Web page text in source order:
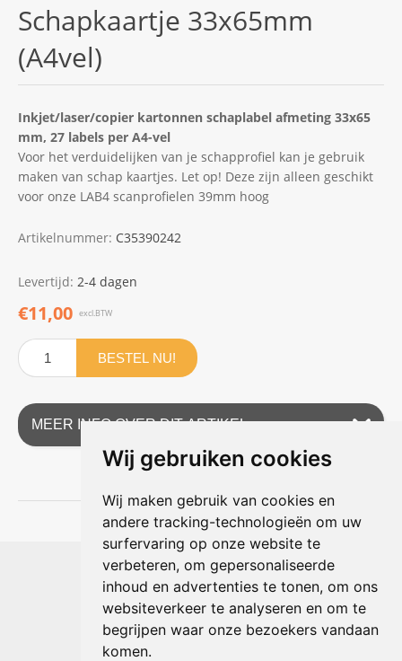
Wij gebruiken cookies
Wij maken gebruik van cookies en
andere tracking-technologieën om uw
surfervaring op onze website te
verbeteren, om gepersonaliseerde
inhoud en advertenties te tonen, om ons
websiteverkeer te analyseren en om te
begrijpen waar onze bezoekers vandaan
komen.
Schapkaartje 33x65mm
(A4vel)
Inkjet/laser/copier kartonnen schaplabel afmeting 33x65
mm, 27 labels per A4-vel
Voor het verduidelijken van je schapprofiel kan je gebruik
maken van schap kaartjes. Let op! Deze zijn alleen geschikt
voor onze LAB4 scanprofielen 39mm hoog
Artikelnummer: C35390242
Levertijd: 2-4 dagen
€11,00 excl.BTW
BESTEL NU!
MEER INFO OVER DIT ARTIKEL
Shophouse online
Max Planckstraat 4
6716 BE Ede, Nederland
Telefoon:+31(0)318 618 121
E-mail: info@shophouse.nl
Geopend: ma t/m vr 09:00-17:00 uur